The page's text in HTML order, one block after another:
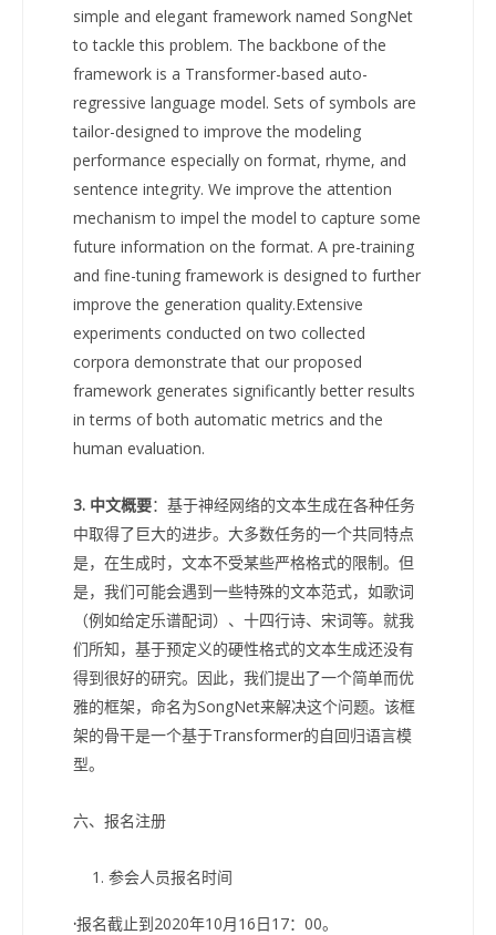
simple and elegant framework named SongNet
to tackle this problem. The backbone of the
framework is a Transformer-based auto-
regressive language model. Sets of symbols are
tailor-designed to improve the modeling
performance especially on format, rhyme, and
sentence integrity. We improve the attention
mechanism to impel the model to capture some
future information on the format. A pre-training
and fine-tuning framework is designed to further
improve the generation quality.Extensive
experiments conducted on two collected
corpora demonstrate that our proposed
framework generates significantly better results
in terms of both automatic metrics and the
human evaluation.
3. 中文概要：基于神经网络的文本生成在各种任务
中取得了巨大的进步。大多数任务的一个共同特点
是，在生成时，文本不受某些严格格式的限制。但
是，我们可能会遇到一些特殊的文本范式，如歌词
（例如给定乐谱配词）、十四行诗、宋词等。就我
们所知，基于预定义的硬性格式的文本生成还没有
得到很好的研究。因此，我们提出了一个简单而优
雅的框架，命名为SongNet来解决这个问题。该框
架的骨干是一个基于Transformer的自回归语言模
型。
六、报名注册
参会人员报名时间
·报名截止到2020年10月16日17：00。